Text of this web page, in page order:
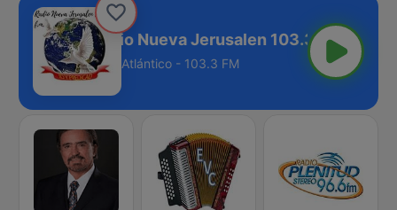
Radio Nueva Jerusalen 103.3 FM
Atlántico - 103.3 FM